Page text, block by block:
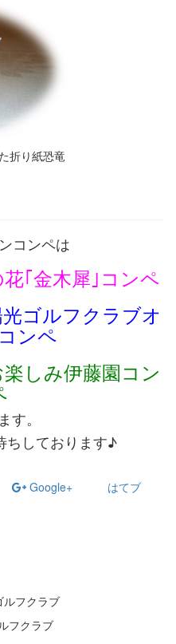
折り紙恐竜
コンペは
｢金木犀｣コンペ
ゴルフクラブオ
ンペ
しみ伊藤園コン
す。
ちしております♪
Google+
はてブ
フクラブ